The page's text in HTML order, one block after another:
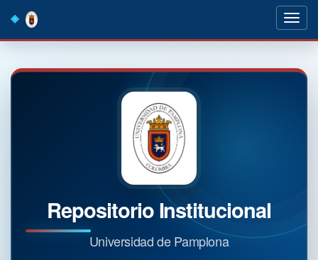
navigation
Repositorio Institucional
Universidad de Pamplona